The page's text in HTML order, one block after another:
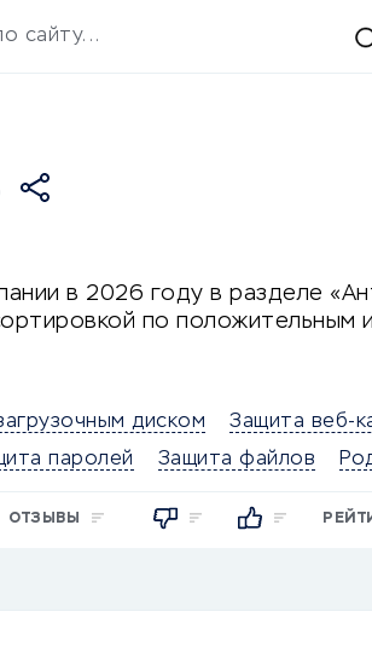
сайту...
в 2026 году в разделе
по положительным
диском Защита веб-
паролей Защита файлов
ОТЗЫВЫ